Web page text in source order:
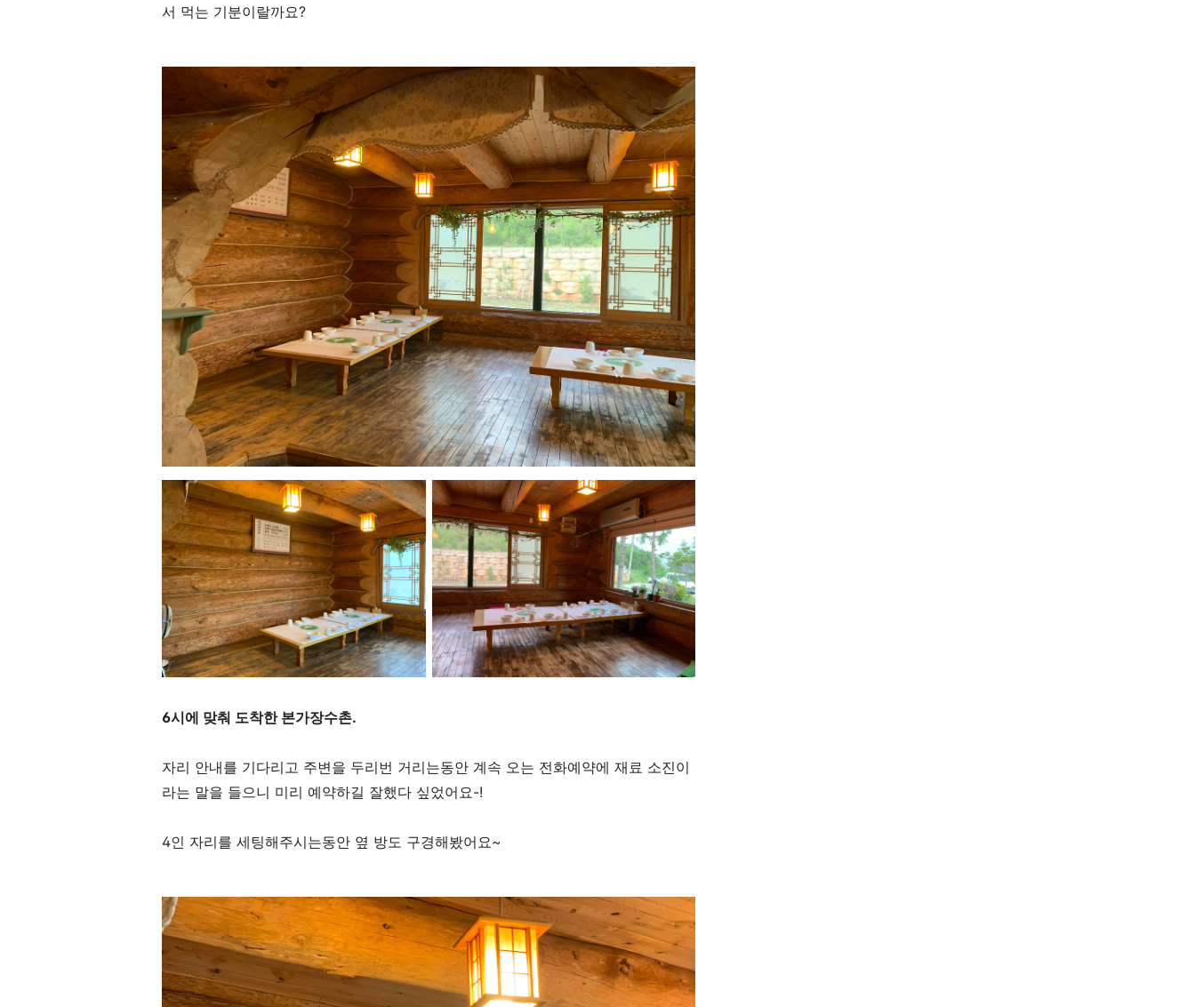
서 먹는 기분이랄까요?
6시에 맞춰 도착한 본가장수촌.
자리 안내를 기다리고 주변을 두리번 거리는동안 계속 오는 전화예약에 재료 소진이
라는 말을 들으니 미리 예약하길 잘했다 싶었어요-!
4인 자리를 세팅해주시는동안 옆 방도 구경해봤어요~